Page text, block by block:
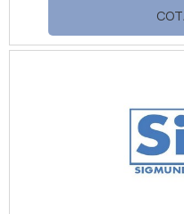
é um produto
promover a
propriedades
adesivagem. Um
usar o
potencializador de